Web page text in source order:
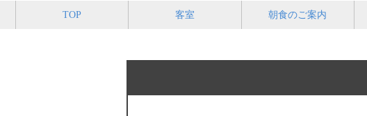
TOP 客室 朝食のご案内